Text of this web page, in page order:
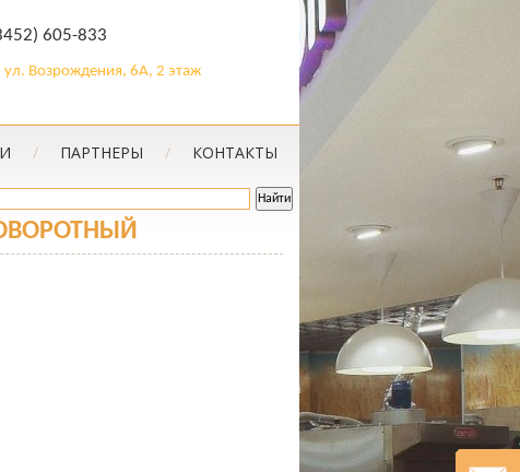
605-833
ул. Возрождения, 6А, 2 этаж
/ ПАРТНЕРЫ / КОНТАКТЫ